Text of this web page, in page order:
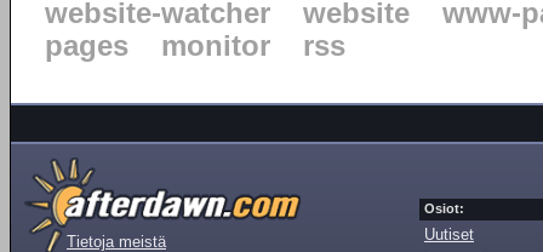
website-watcher
website
www-
pages
monitor rss
Tietoja meistä
Osiot:
Uutiset